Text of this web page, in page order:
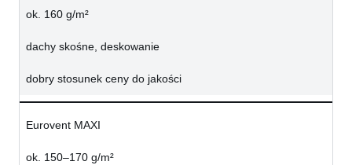
ok. 160 g/m²
dachy skośne, deskowanie
dobry stosunek ceny do jakości
Eurovent MAXI
ok. 150–170 g/m²